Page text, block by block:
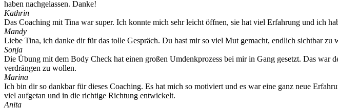
haben nachgelassen. Danke!
Kathrin
Das Coaching mit Tina war super. Ich konnte mich sehr leicht öffnen, sie hat viel Erfahrung und ich
Mandy
Liebe Tina, ich danke dir für das tolle Gespräch. Du hast mir so viel Mut gemacht, endlich sichtbar
Sonja
Die Übung mit dem Body Check hat einen großen Umdenkprozess bei mir in Gang gesetzt. Das war
verdrängen zu wollen.
Marina
Ich bin dir so dankbar für dieses Coaching. Es hat mich so motiviert und es war eine ganz neue
viel aufgetan und in die richtige Richtung entwickelt.
Anita